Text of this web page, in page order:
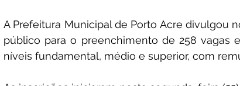
A Prefeitura Municipal de Porto Acre divulgou
público para o preenchimento de 258 vagas
níveis fundamental, médio e superior, com